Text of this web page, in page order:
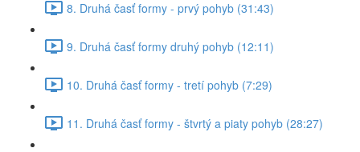
8. Druhá časť formy - prvý pohyb (31:43)
9. Druhá časť formy druhý pohyb (12:11)
10. Druhá časť formy - tretí pohyb (7:29)
11. Druhá časť formy - štvrtý a piaty pohyb (28:27)